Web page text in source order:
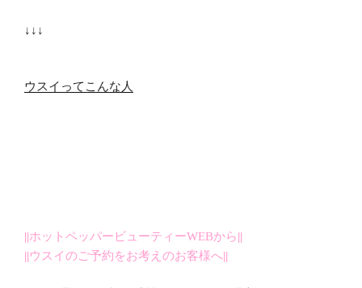
↓↓↓
ウスイってこんな人
||ホットペッパービューティーWEBから||
||ウスイのご予約をお考えのお客様へ||